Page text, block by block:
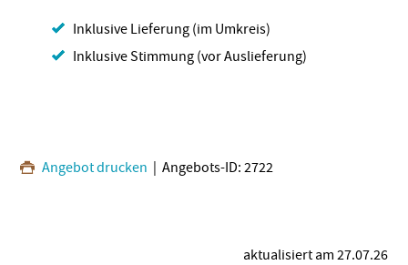
Inklusive Lieferung (im Umkreis)
Inklusive Stimmung (vor Auslieferung)
Angebot drucken | Angebots-ID: 2722
aktualisiert am 27.07.26